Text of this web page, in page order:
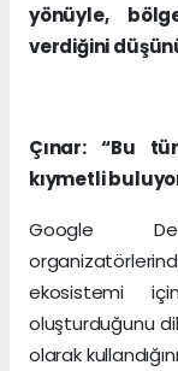
yönüyle,
verdiğini
Çınar: “Bu
kıymetli
Google
ekosistemi
oluşturduğunu
olarak